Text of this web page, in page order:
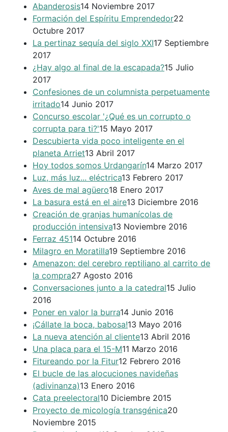
Abanderosis14 Noviembre 2017
Formación del Espíritu Emprendedor22
Octubre 2017
La pertinaz sequía del siglo XXI17 Septiembre
2017
¿Hay algo al final de la escapada?15 Julio
2017
Confesiones de un columnista perpetuamente
irritado14 Junio 2017
Concurso escolar '¿Qué es un corrupto o
corrupta para ti?'15 Mayo 2017
Descubierta vida poco inteligente en el
planeta Arriet13 Abril 2017
Hoy todos somos Urdangarín14 Marzo 2017
Luz, más luz... eléctrica13 Febrero 2017
Aves de mal agüero18 Enero 2017
La basura está en el aire13 Diciembre 2016
Creación de granjas humanícolas de
producción intensiva13 Noviembre 2016
Ferraz 45114 Octubre 2016
Milagro en Moratilla19 Septiembre 2016
Amenazon: del cerebro reptiliano al carrito de
la compra27 Agosto 2016
Conversaciones junto a la catedral15 Julio
2016
Poner en valor la burra14 Junio 2016
¡Cállate la boca, babosa!13 Mayo 2016
La nueva atención al cliente13 Abril 2016
Una placa para el 15-M11 Marzo 2016
Fitureando por la Fitur12 Febrero 2016
El bucle de las alocuciones navideñas
(adivinanza)13 Enero 2016
Cata preelectoral10 Diciembre 2015
Proyecto de micología transgénica20
Noviembre 2015